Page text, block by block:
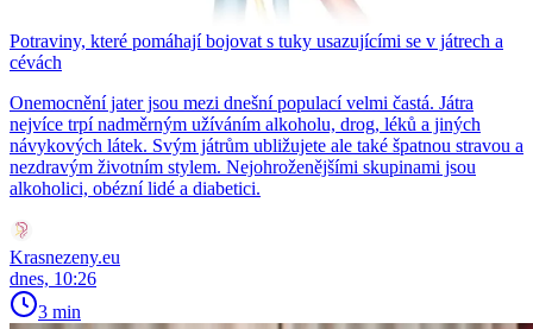
Potraviny, které pomáhají bojovat s tuky usazujícími se v játrech a
cévách
Onemocnění jater jsou mezi dnešní populací velmi častá. Játra
nejvíce trpí nadměrným užíváním alkoholu, drog, léků a jiných
návykových látek. Svým játrům ubližujete ale také špatnou stravou a
nezdravým životním stylem. Nejohroženějšími skupinami jsou
alkoholici, obézní lidé a diabetici.
Krasnezeny.eu
dnes, 10:26
3 min